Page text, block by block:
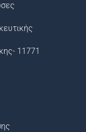
11771